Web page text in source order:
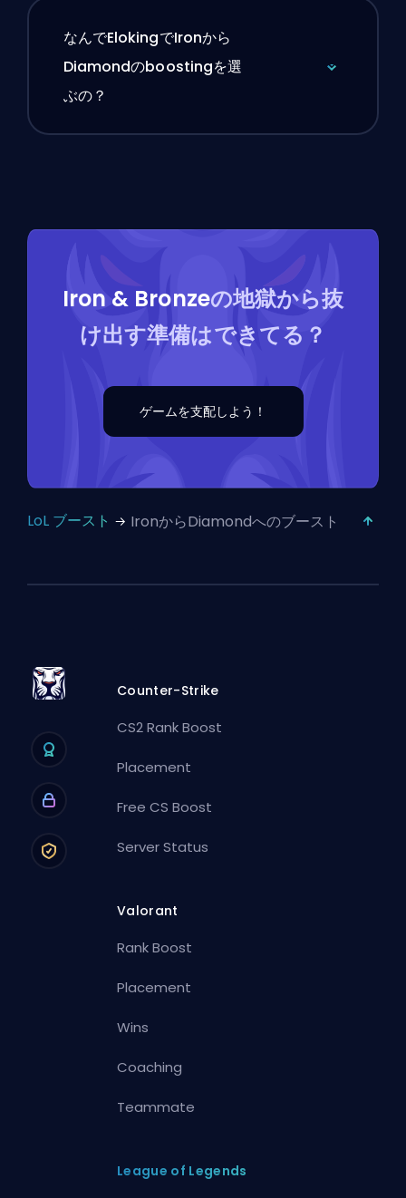
なんでElokingでIronから
Diamondのboostingを選
ぶの？
Iron & Bronzeの地獄から抜
け出す準備はできてる？
ゲームを支配しよう！
LoL ブースト IronからDiamondへのブースト
Counter-Strike
CS2 Rank Boost
Placement
Free CS Boost
Server Status
Valorant
Rank Boost
Placement
Wins
Coaching
Teammate
League of Legends